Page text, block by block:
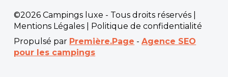
©2026 Campings luxe - Tous droits réservés |
Mentions Légales
Politique de confidentialité
Propulsé par Première.Page -Agence SEO
pour les campings